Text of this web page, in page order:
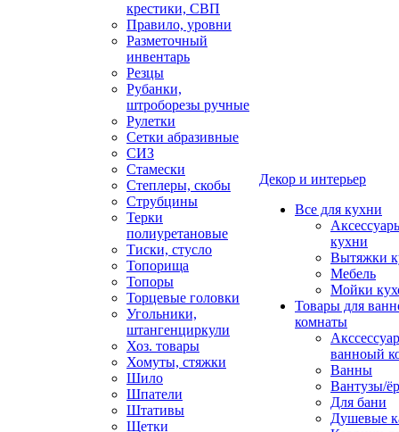
крестики, СВП
Правило, уровни
Разметочный
инвентарь
Резцы
Рубанки,
штроборезы ручные
Рулетки
Сетки абразивные
СИЗ
Стамески
Степлеры, скобы
Струбцины
Терки
полиуретановые
Тиски, стусло
Топорища
Топоры
Торцевые головки
Угольники,
штангенциркули
Хоз. товары
Хомуты, стяжки
Шило
Шпатели
Штативы
Щетки
Декор и интерьер
Все для кухни
кухни
Вытяжки
Мебель
Мойки
Товары для
комнаты
ванноый
Ванны
Вантузы/
Для бани
Душевые